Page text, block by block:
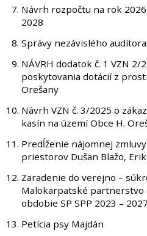
Návrh rozpočtu na rok
2028
Správy nezávislého
NÁVRH dodatok č. 1 VZN
poskytovania dotácií z
Orešany
Návrh VZN č. 3/2025 o
kasín na území Obce H.
Predĺženie nájomnej
priestorov Dušan Blažo,
Zaradenie do verejno –
Malokarpatské partnerstvo
obdobie SP SPP 2023 – 2027
Petícia psy Majdán